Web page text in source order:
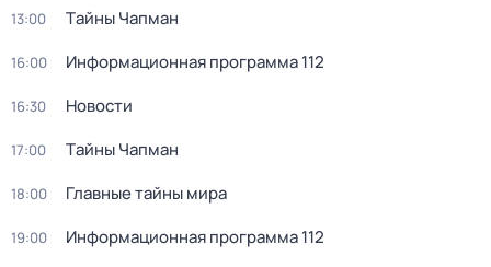
13:00 Тaйны Чапман
16:00 Информационная программа 112
16:30 Новости
17:00 Тaйны Чапман
18:00 Главные тайны мира
19:00 Информационная программа 112